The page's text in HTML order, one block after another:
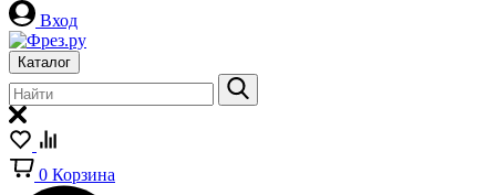
Вход
Каталог
0 Корзина